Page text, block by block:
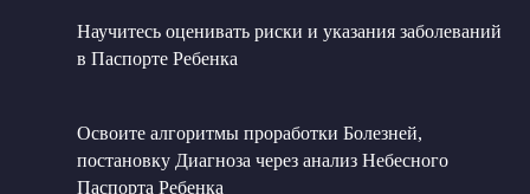
Научитесь оценивать риски и указания заболеваний
в Паспорте Ребенка
Освоите алгоритмы проработки Болезней,
постановку Диагноза через анализ Небесного
Паспорта Ребенка